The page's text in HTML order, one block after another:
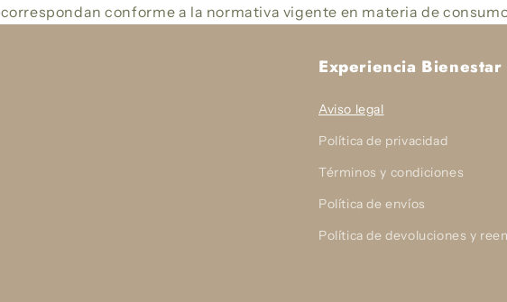
correspondan conforme a la normativa vigente en materia de
Experiencia Bienestar
Aviso legal
Política de privacidad
Términos y condiciones
Política de envíos
Política de devoluciones y